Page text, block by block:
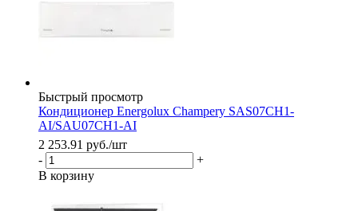
Быстрый просмотр
Кондиционер Energolux Champery SAS07CH1-
AI/SAU07CH1-AI
2 253.91 руб./шт
-
+
В корзину